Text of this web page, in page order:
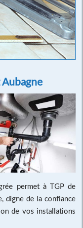
permet à TGP de
digne de la confiance
de vos installations